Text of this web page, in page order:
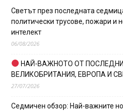
Светът през последната
политически трусове, пожари и
интелект
06/08/2026
НАЙ-ВАЖНОТО ОТ
ВЕЛИКОБРИТАНИЯ, ЕВРОПА И
27/07/2026
Седмичен обзор: Най-важните